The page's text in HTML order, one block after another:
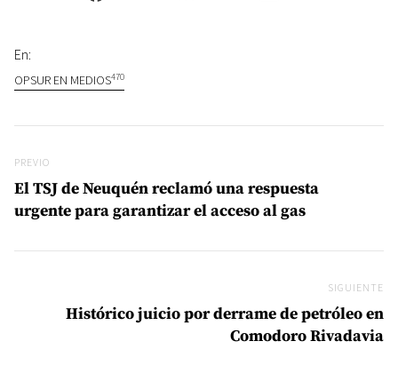
En:
OPSUR EN MEDIOS470
Previo
PREVIO
El TSJ de Neuquén reclamó una respuesta
urgente para garantizar el acceso al gas
SIGUIENTE
Histórico juicio por derrame de petróleo en
Comodoro Rivadavia